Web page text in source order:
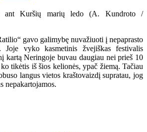
gavo galimybę nuvažiuoti į nepaprasto
vyko kasmetinis žvejiškas festivalis
kartą Neringoje buvau daugiau nei prieš 10
tikėtis iš šios kelionės, ypač žiemą. Tačiau
langus vietos kraštovaizdį supratau, jog
nepakartojamos.